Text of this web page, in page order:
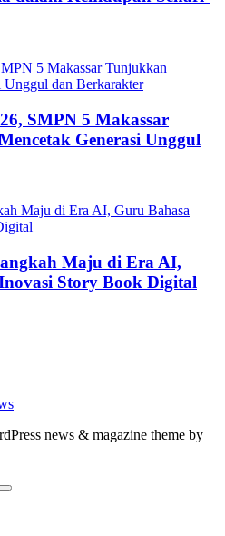
SMPN 5 Makassar
Generasi Unggul
Maju di Era AI,
Story Book Digital
news & magazine theme by